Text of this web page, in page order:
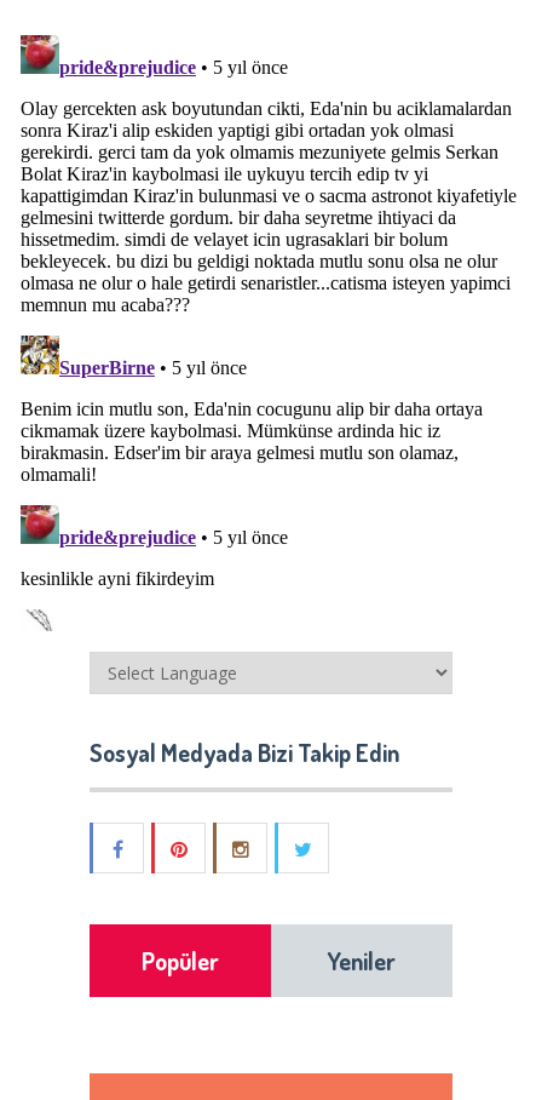
Sosyal Medyada Bizi Takip Edin
Popüler Yeniler